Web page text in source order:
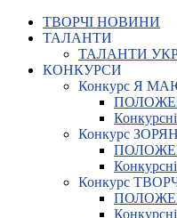
ТВОРЧІ НОВИНИ
ТАЛАНТИ
ТАЛАНТИ
КОНКУРСИ
Конкурс Я
Конкурсні
Конкурс
Конкурсні
Конкурс
Конкурсні